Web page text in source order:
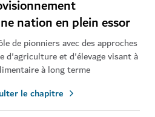
nation en plein essor
de pionniers avec des approches
d'agriculture et d'élevage visant à
à long terme
le chapitre